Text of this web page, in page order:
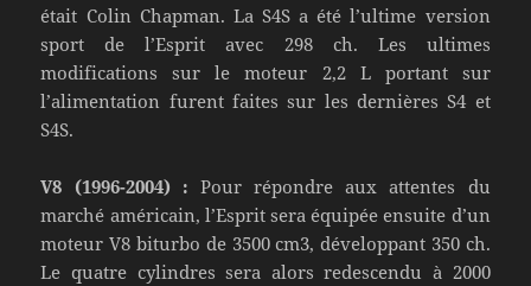
était Colin Chapman. La S4S a été l’ultime version
sport de l’Esprit avec 298 ch. Les ultimes
modifications sur le moteur 2,2 L portant sur
l’alimentation furent faites sur les dernières S4 et
S4S.
V8 (1996-2004) : Pour répondre aux attentes du
marché américain, l’Esprit sera équipée ensuite d’un
moteur V8 biturbo de 3500 cm3, développant 350 ch.
Le quatre cylindres sera alors redescendu à 2000